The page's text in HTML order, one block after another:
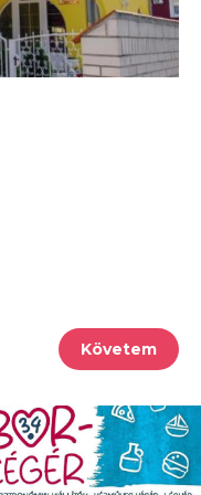
Követem